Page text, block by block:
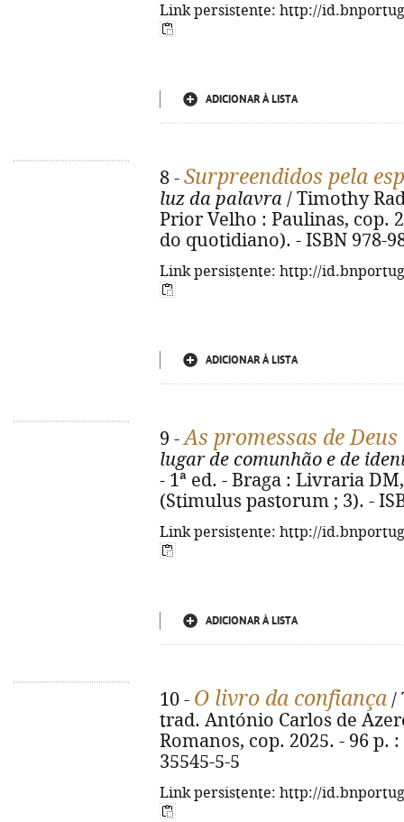
Link persistente: http://
ADICIONAR À LISTA
8 - Surpreendidos pela
luz da palavra / Timothy
Prior Velho : Paulinas, cop.
do quotidiano). - ISBN 978-
Link persistente: http://
ADICIONAR À LISTA
9 -As promessas de
lugar de comunhão e de
- 1ª ed. - Braga : Livraria
(Stimulus pastorum ; 3). -
Link persistente: http://
ADICIONAR À LISTA
10 - O livro da confiança /
trad. António Carlos de
Romanos, cop. 2025. - 96 p.
35545-5-5
Link persistente: http://